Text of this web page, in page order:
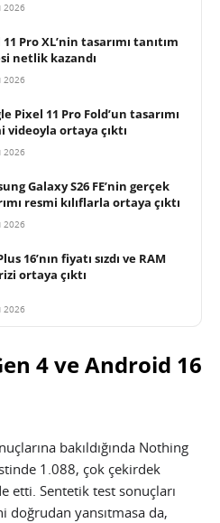
2026
Pro XL’nin tasarımı tanıtım
netlik kazandı
2026
Pixel 11 Pro Fold’un tasarımı
videoyla ortaya çıktı
2026
Galaxy S26 FE’nin gerçek
resmi kılıflarla ortaya çıktı
2026
16’nın fiyatı sızdı ve RAM
ortaya çıktı
2026
4 ve Android 16
bakıldığında Nothing
1.088, çok çekirdek
etti. Sentetik test sonuçları
doğrudan yansıtmasa da,